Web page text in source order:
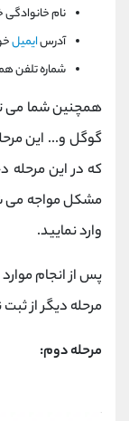
نام خانوادگی
آدرسایمیل
شماره تلفن
همچنین شما می
گوگل و... این
که در این مرحله
مشکل مواجه می
وارد نمایید.
پس از انجام
مرحله دیگر از
مرحله دوم: